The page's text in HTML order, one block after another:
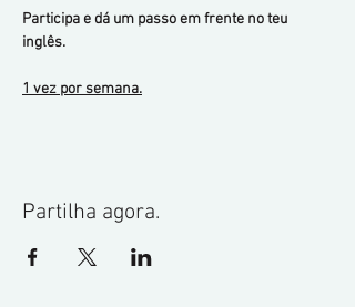
Participa e dá um passo em frente no teu
inglês.
1 vez por semana.
Partilha agora.